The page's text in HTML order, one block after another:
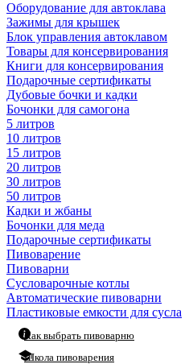
Оборудование для автоклава
Зажимы для крышек
Блок управления автоклавом
Товары для консервирования
Книги для консервирования
Подарочные сертификаты
Дубовые бочки и кадки
Бочонки для самогона
5 литров
10 литров
15 литров
20 литров
30 литров
50 литров
Кадки и жбаны
Бочонки для меда
Подарочные сертификаты
Пивоварение
Пивоварни
Сусловарочные котлы
Автоматические пивоварни
Пластиковые емкости для сусла
Как выбрать пивоварню
Школа пивоварения